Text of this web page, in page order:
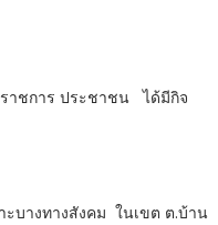
าชการ ประชาชน ได้มีกิจ
บางทางสังคม ในเขต ต.บ้าน